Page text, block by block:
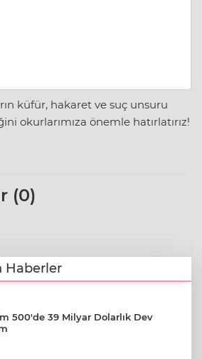
küfür, hakaret ve suç unsuru
okurlarımıza önemle hatırlatırız!
(0)
Haberler
500'de 39 Milyar Dolarlık Dev